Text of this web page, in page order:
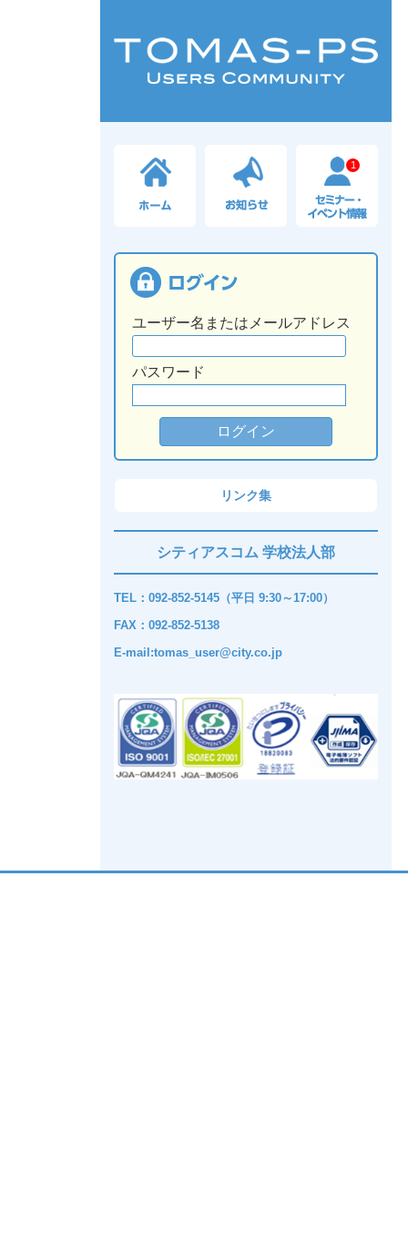
1
ユーザー名またはメールアドレス
パスワード
リンク集
シティアスコム 学校法人部
TEL：092-852-5145（平日 9:30～17:00）
FAX：092-852-5138
E-mail:tomas_user@city.co.jp